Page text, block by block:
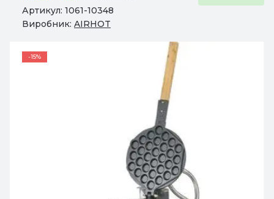
Артикул: 1061-10348
Виробник: AIRHOT
-15%